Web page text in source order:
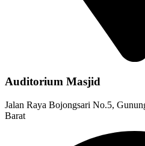
Auditorium Masjid
Jalan Raya Bojongsari No.5,
Barat